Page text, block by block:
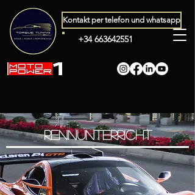
Kontakt per telefon und whatsapp
+34 663642551
Rennunterricht